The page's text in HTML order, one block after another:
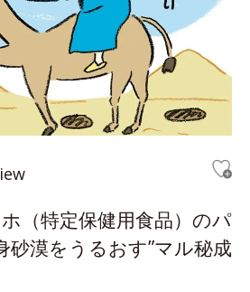
（特定保健用食品）のパ
砂漠をうるおす”マル秘成